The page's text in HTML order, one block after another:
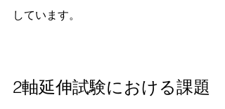
しています。
2軸延伸試験における課題